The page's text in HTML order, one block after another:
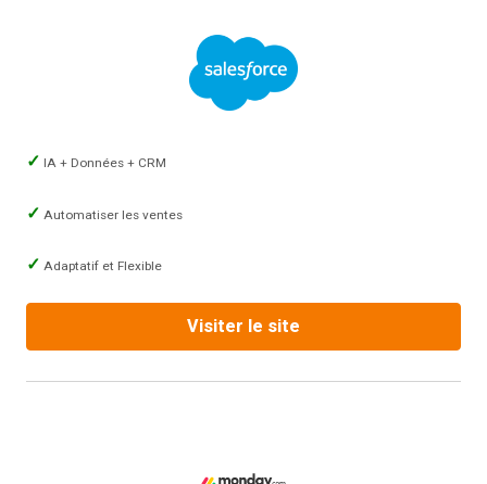
IA + Données + CRM
Automatiser les ventes
Adaptatif et Flexible
Visiter le site